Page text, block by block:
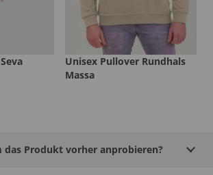
Unisex Pullover Rundhals
Massa
das Produkt vorher anprobieren?